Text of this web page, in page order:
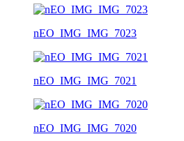
nEO_IMG_IMG_7023
nEO_IMG_IMG_7021
nEO_IMG_IMG_7020